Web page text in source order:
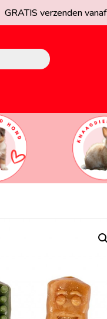
GRATIS verzenden